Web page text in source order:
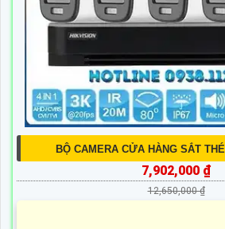
BỘ CAMERA CỬA HÀNG SẮT
7,902,000 ₫
12,650,000 ₫